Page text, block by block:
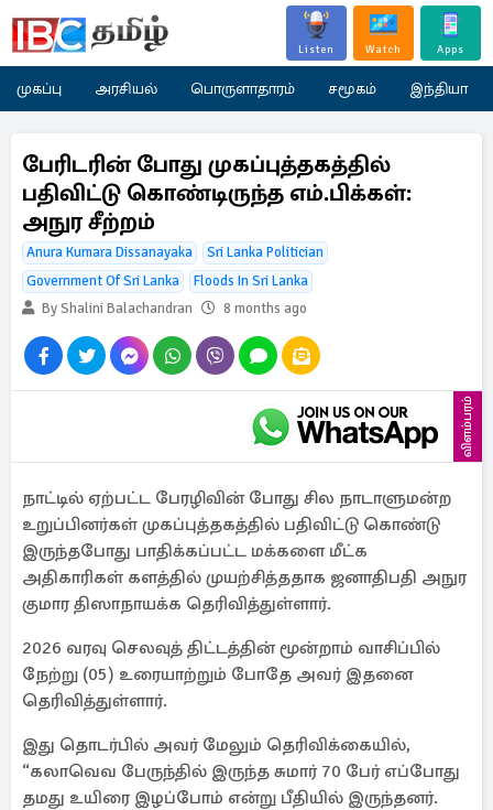
Listen Watch Apps
முகப்பு அரசியல் பொருளாதாரம் சமூகம் இந்தியா
பேரிடரின் போது முகப்புத்தகத்தில்
பதிவிட்டு கொண்டிருந்த எம்.பிக்கள்:
அநுர சீற்றம்
Anura Kumara Dissanayaka
Sri Lanka Politician
Government Of Sri Lanka
Floods In Sri Lanka
By Shalini Balachandran
8 months ago
விளம்பரம்
நாட்டில் ஏற்பட்ட பேரழிவின் போது சில நாடாளுமன்ற
உறுப்பினர்கள் முகப்புத்தகத்தில் பதிவிட்டு கொண்டு
இருந்தபோது பாதிக்கப்பட்ட மக்களை மீட்க
அதிகாரிகள் களத்தில் முயற்சித்ததாக ஜனாதிபதி அநுர
குமார திஸாநாயக்க தெரிவித்துள்ளார்.
2026 வரவு செலவுத் திட்டத்தின் மூன்றாம் வாசிப்பில்
நேற்று (05) உரையாற்றும் போதே அவர் இதனை
தெரிவித்துள்ளார்.
இது தொடர்பில் அவர் மேலும் தெரிவிக்கையில்,
“கலாவெவ பேருந்தில் இருந்த சுமார் 70 பேர் எப்போது
தமது உயிரை இழப்போம் என்று பீதியில் இருந்தனர்.